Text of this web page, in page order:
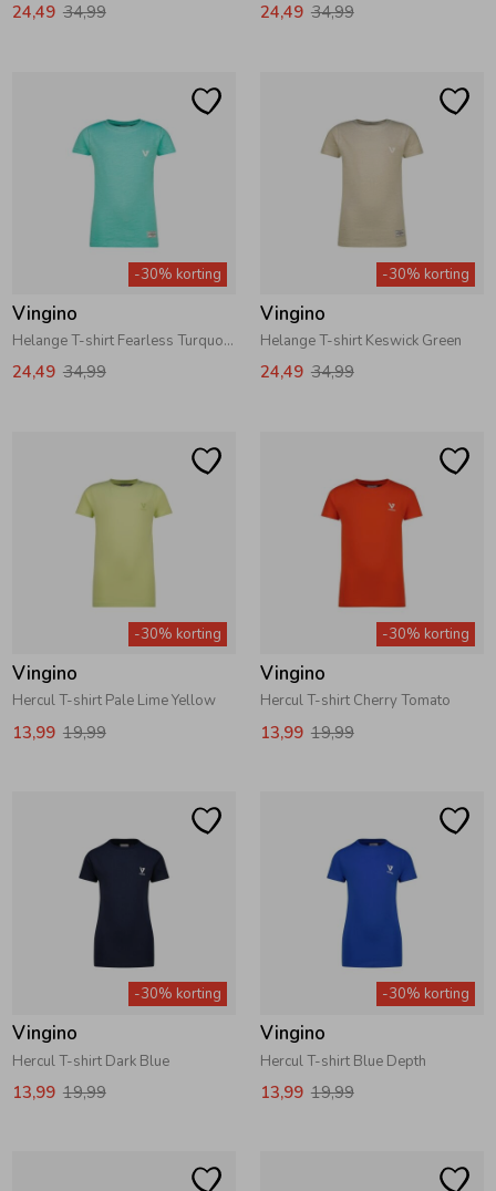
24,49 34,99 24,49 34,99
-30% korting
Vingino
Helange T-shirt Fearless Turquoise
24,49 34,99
-30% korting
Vingino
Helange T-shirt Keswick Green
24,49 34,99
-30% korting
Vingino
Hercul T-shirt Pale Lime Yellow
13,99 19,99
-30% korting
Vingino
Hercul T-shirt Cherry Tomato
13,99 19,99
-30% korting
Vingino
Hercul T-shirt Dark Blue
13,99 19,99
-30% korting
Vingino
Hercul T-shirt Blue Depth
13,99 19,99